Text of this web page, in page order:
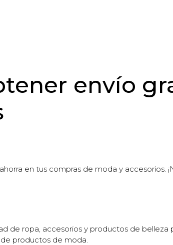
envío
en tus compras de moda y accesorios.
de ropa, accesorios y productos de belleza
productos de moda.